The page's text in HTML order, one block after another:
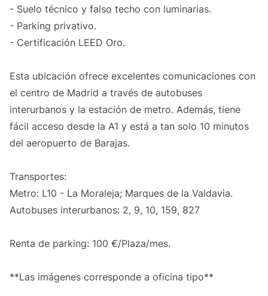
- Suelo técnico y falso techo con luminarias.
- Parking privativo.
- Certificación LEED Oro.
Esta ubicación ofrece excelentes comunicaciones con
el centro de Madrid a través de autobuses
interurbanos y la estación de metro. Además, tiene
fácil acceso desde la A1 y está a tan solo 10 minutos
del aeropuerto de Barajas.
Transportes:
Metro: L10 - La Moraleja; Marques de la Valdavia.
Autobuses interurbanos: 2, 9, 10, 159, 827
Renta de parking: 100 €/Plaza/mes.
**Las imágenes corresponde a oficina tipo**